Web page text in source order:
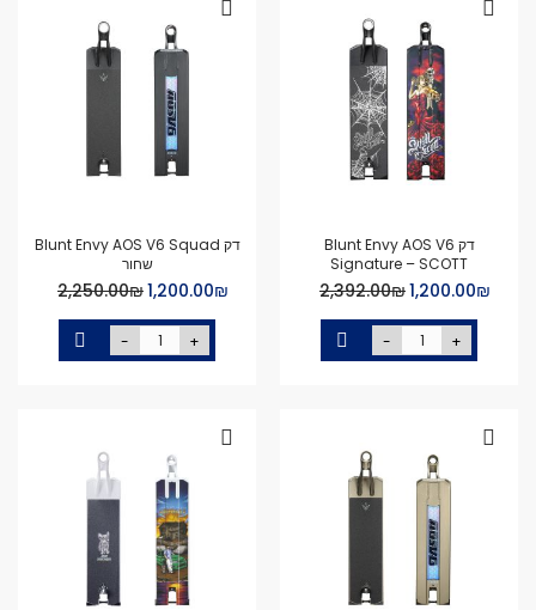
דק Blunt Envy AOS V6
Signature – SCOTT
Special
₪‏1,200.00
₪‏2,392.00
- +
דק Blunt Envy AOS V6 Squad
שחור
Special
₪‏1,200.00
₪‏2,250.00
- +